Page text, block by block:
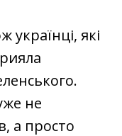
які
не
а просто